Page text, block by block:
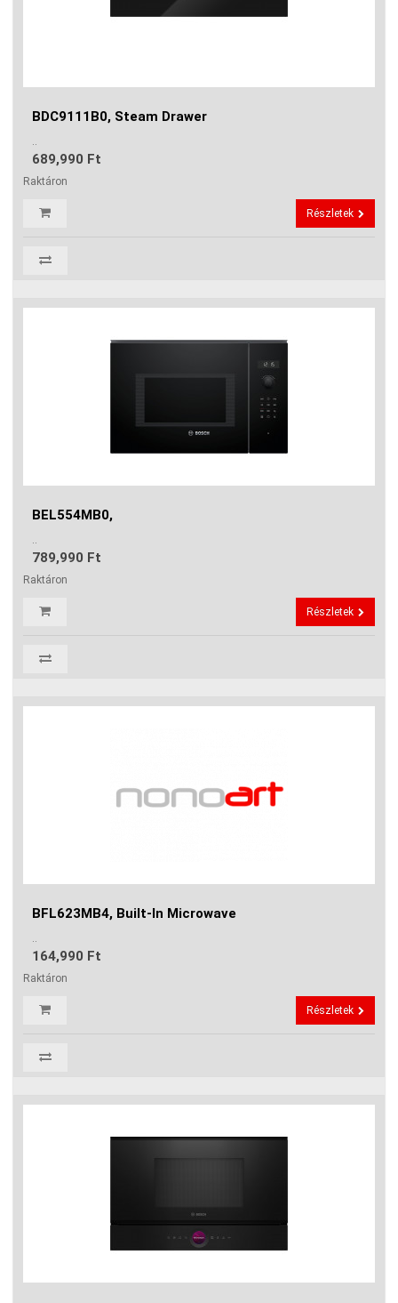
BDC9111B0, Steam Drawer
..
689,990 Ft
Raktáron
Részletek
BEL554MB0,
..
789,990 Ft
Raktáron
Részletek
BFL623MB4, Built-In Microwave
..
164,990 Ft
Raktáron
Részletek